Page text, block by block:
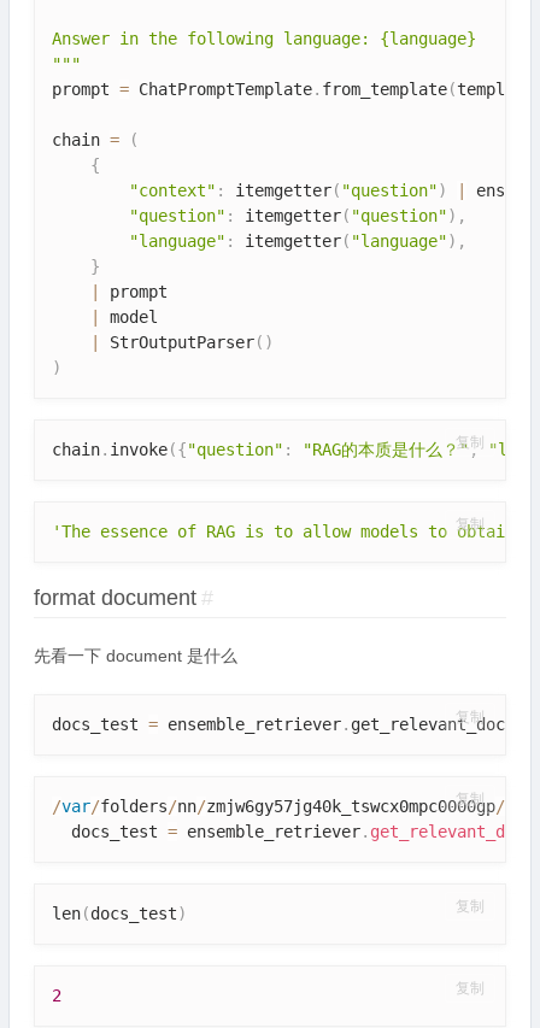
Answer in the following language: {language}
"""
prompt = ChatPromptTemplate. from_template(template
chain =
(
{
"context" : itemgetter( "question")
"question" : itemgetter( "question") ,
"language" : itemgetter( "language") ,
}
prompt
model
StrOutputParser( )
)
chain. invoke({"question" : "RAG的本质是什么？",
复制
'The essence of RAG is to allow models to
复制
format document #
先看一下 document 是什么
docs_test = ensemble_retriever. 复制
/var/folders/nn/zmjw6gy57jg40k_tswcx0mpc0000gp/
  docs_test
= ensemble_retriever.
复制
len(docs_test) 复制
2 复制